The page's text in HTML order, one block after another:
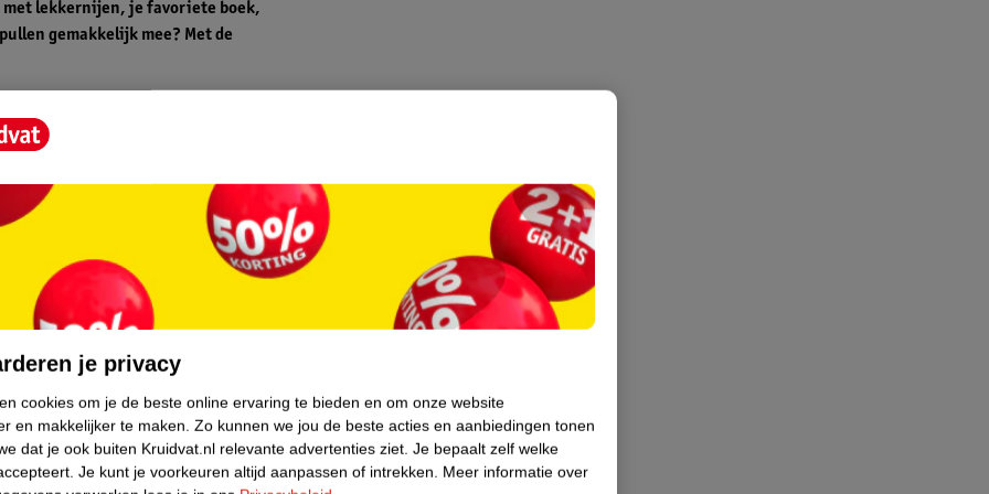
met lekkernijen, je favoriete boek,
gemakkelijk mee? Met de
360° draaiende rubberen wielen en de
elk terrein. Het design van de bolderkar
worden, wat het nog gemakkelijker
die onhandig in gebruik zijn. Dit is de
opbergen? Ook dat is geen
en kan op zichzelf staan.
een litercapaciteit van 13,8L en een
aan al je kleinere items. Denk aan hapjes
ontspannen dagje aan het strand.
je privacy
cookies om je de beste online ervaring te bieden en om onze website
en makkelijker te maken. Zo kunnen we jou de beste acties en aanbiedingen tonen
dat je ook buiten Kruidvat.nl relevante advertenties ziet. Je bepaalt zelf welke
Je kunt je voorkeuren altijd aanpassen of intrekken. Meer informatie over